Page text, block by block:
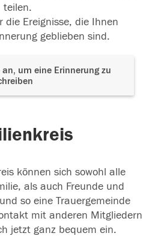
teilen.
die Ereignisse, die Ihnen
geblieben sind.
um eine Erinnerung zu
können sich sowohl alle
als auch Freunde und
so eine Trauergemeinde
mit anderen Mitgliedern
jetzt ganz bequem ein.